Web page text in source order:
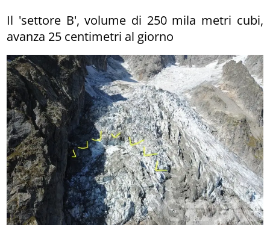
Il 'settore B', volume di 250 mila metri cubi,
avanza 25 centimetri al giorno